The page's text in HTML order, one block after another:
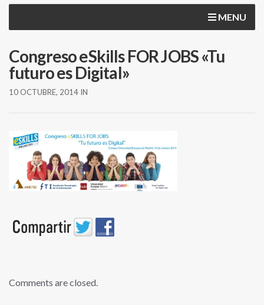
MENU
Congreso eSkills FOR JOBS «Tu
futuro es Digital»
10 OCTUBRE, 2014 IN
Comments are closed.